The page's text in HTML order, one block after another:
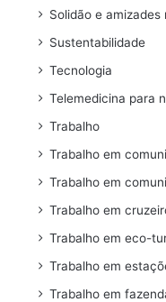
Solidão e amizades
Sustentabilidade
Tecnologia
Telemedicina para
Trabalho
Trabalho em
Trabalho em
Trabalho em
Trabalho em eco-
Trabalho em
Trabalho em